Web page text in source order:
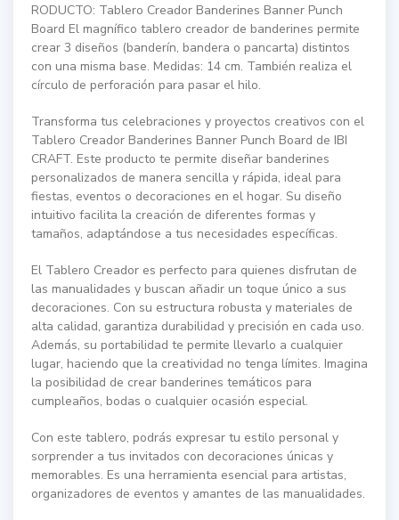
RODUCTO: Tablero Creador Banderines Banner Punch
Board El magnífico tablero creador de banderines permite
crear 3 diseños (banderín, bandera o pancarta) distintos
con una misma base. Medidas: 14 cm. También realiza el
círculo de perforación para pasar el hilo.
Transforma tus celebraciones y proyectos creativos con el
Tablero Creador Banderines Banner Punch Board de IBI
CRAFT. Este producto te permite diseñar banderines
personalizados de manera sencilla y rápida, ideal para
fiestas, eventos o decoraciones en el hogar. Su diseño
intuitivo facilita la creación de diferentes formas y
tamaños, adaptándose a tus necesidades específicas.
El Tablero Creador es perfecto para quienes disfrutan de
las manualidades y buscan añadir un toque único a sus
decoraciones. Con su estructura robusta y materiales de
alta calidad, garantiza durabilidad y precisión en cada uso.
Además, su portabilidad te permite llevarlo a cualquier
lugar, haciendo que la creatividad no tenga límites. Imagina
la posibilidad de crear banderines temáticos para
cumpleaños, bodas o cualquier ocasión especial.
Con este tablero, podrás expresar tu estilo personal y
sorprender a tus invitados con decoraciones únicas y
memorables. Es una herramienta esencial para artistas,
organizadores de eventos y amantes de las manualidades.